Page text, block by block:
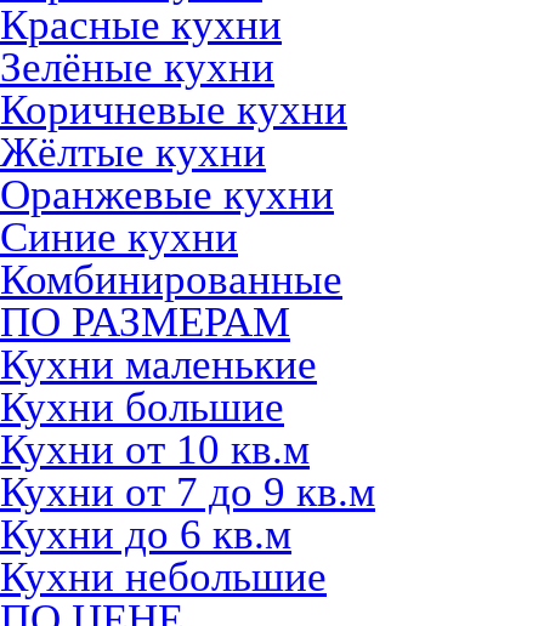
Красные кухни
Зелёные кухни
Коричневые кухни
Жёлтые кухни
Оранжевые кухни
Синие кухни
Комбинированные
ПО РАЗМЕРАМ
Кухни маленькие
Кухни большие
Кухни от 10 кв.м
Кухни от 7 до 9 кв.м
Кухни до 6 кв.м
Кухни небольшие